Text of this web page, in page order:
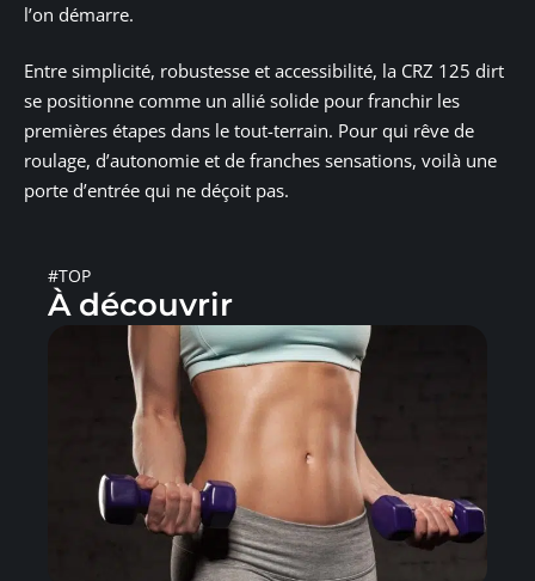
l’on démarre.
Entre simplicité, robustesse et accessibilité, la CRZ 125 dirt
se positionne comme un allié solide pour franchir les
premières étapes dans le tout-terrain. Pour qui rêve de
roulage, d’autonomie et de franches sensations, voilà une
porte d’entrée qui ne déçoit pas.
#TOP
À découvrir